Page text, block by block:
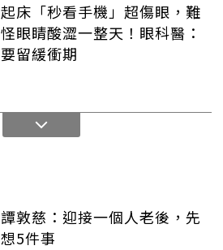
起床「秒看手機」超傷眼，難
怪眼睛酸澀一整天！眼科醫：
要留緩衝期
譚敦慈：迎接一個人老後，先
想5件事